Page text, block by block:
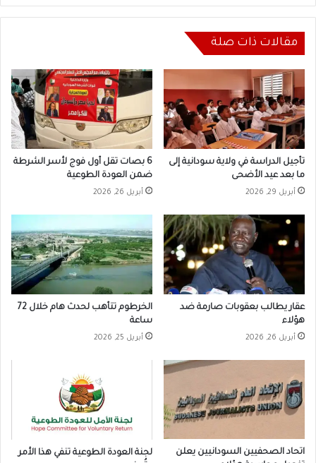
مقالات ذات صلة
تأجيل الدراسة في ولاية سودانية إلى
ما بعد عيد الأضحى
أبريل 29, 2026
6 بصات تقل أول فوج لأسر الشرطة
ضمن العودة الطوعية
أبريل 26, 2026
عقار يطالب بعقوبات صارمة ضد
هؤلاء
أبريل 26, 2026
الخرطوم تتأهب لحدث هام خلال 72
ساعة
أبريل 25, 2026
اتحاد الصحفيين السودانيين يعلن
لجنة العودة الطوعية تنفي هذا الأمر